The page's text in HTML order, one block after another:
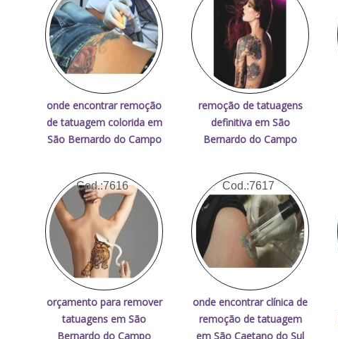
onde encontrar remoção
de tatuagem colorida em
São Bernardo do Campo
remoção de tatuagens
definitiva em São
Bernardo do Campo
Cod.:7616
orçamento para remover
tatuagens em São
Bernardo do Campo
Cod.:7617
onde encontrar clínica de
remoção de tatuagem
em São Caetano do Sul